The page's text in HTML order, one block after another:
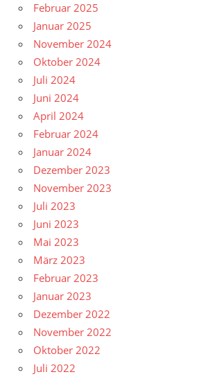
Februar 2025
Januar 2025
November 2024
Oktober 2024
Juli 2024
Juni 2024
April 2024
Februar 2024
Januar 2024
Dezember 2023
November 2023
Juli 2023
Juni 2023
Mai 2023
März 2023
Februar 2023
Januar 2023
Dezember 2022
November 2022
Oktober 2022
Juli 2022